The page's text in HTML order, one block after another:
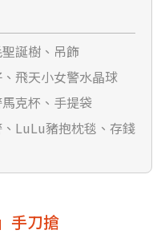
誕樹、吊飾
飛天小女警水晶球
克杯、手提袋
LuLu豬抱枕毯、存錢
手刀搶